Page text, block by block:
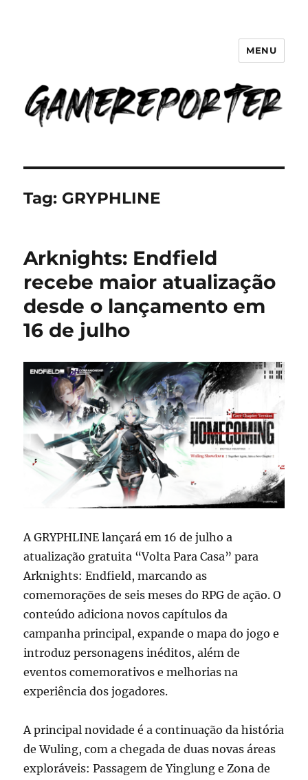
GameReporter | Cultura Gamer
MENU
Tag: GRYPHLINE
Arknights: Endfield
recebe maior atualização
desde o lançamento em
16 de julho
A GRYPHLINE lançará em 16 de julho a
atualização gratuita “Volta Para Casa” para
Arknights: Endfield, marcando as
comemorações de seis meses do RPG de ação. O
conteúdo adiciona novos capítulos da
campanha principal, expande o mapa do jogo e
introduz personagens inéditos, além de
eventos comemorativos e melhorias na
experiência dos jogadores.
A principal novidade é a continuação da história
de Wuling, com a chegada de duas novas áreas
exploráveis: Passagem de Yinglung e Zona de